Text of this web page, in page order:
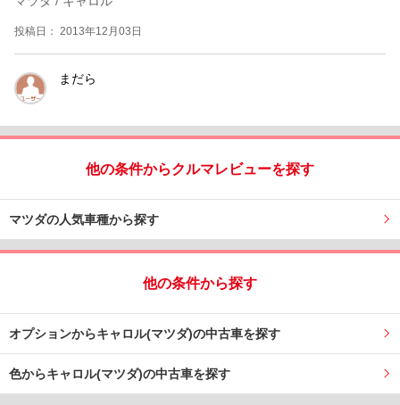
投稿日： 2013年12月03日
まだら
他の条件からクルマレビューを探す
マツダの人気車種から探す
他の条件から探す
オプションからキャロル(マツダ)の中古車を探す
色からキャロル(マツダ)の中古車を探す